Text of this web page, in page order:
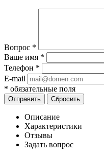
Вопрос *
Ваше имя *
Телефон *
E-mail
* обязательные поля
Отправить Сбросить
Описание
Характеристики
Отзывы
Задать вопрос